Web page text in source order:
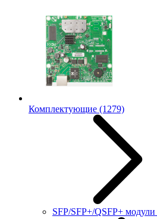
Комплектующие (1279)
SFP/SFP+/QSFP+ модули